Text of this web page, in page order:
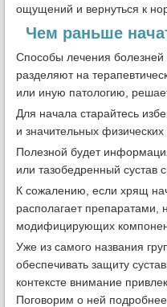
ощущений и вернуться к
Чем раньше
Способы лечения болезней
разделяют на
или иную патологию,
Для начала старайтесь
и значительных
Полезной будет
или тазобедренный сустав
К сожалению, если хрящ
располагает препаратами,
модифицирующих
Уже из самого названия
обеспечивать защиту
контексте внимание
Поговорим о ней подробнее.